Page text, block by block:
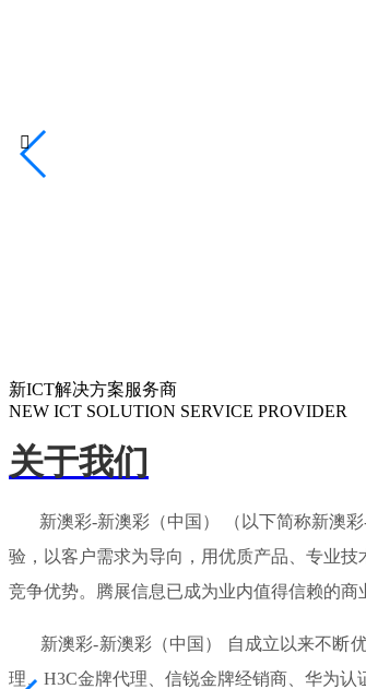
新ICT解决方案服务商
NEW ICT SOLUTION SERVICE PROVIDER

关于我们
新澳彩-新澳彩（中国） （以下简称新澳彩-
验，以客户需求为导向，用优质产品、专业
竞争优势。腾展信息已成为业内值得信赖的商
新澳彩-新澳彩（中国） 自成立以来不断优
理、H3C金牌代理、信锐金牌经销商、华为认